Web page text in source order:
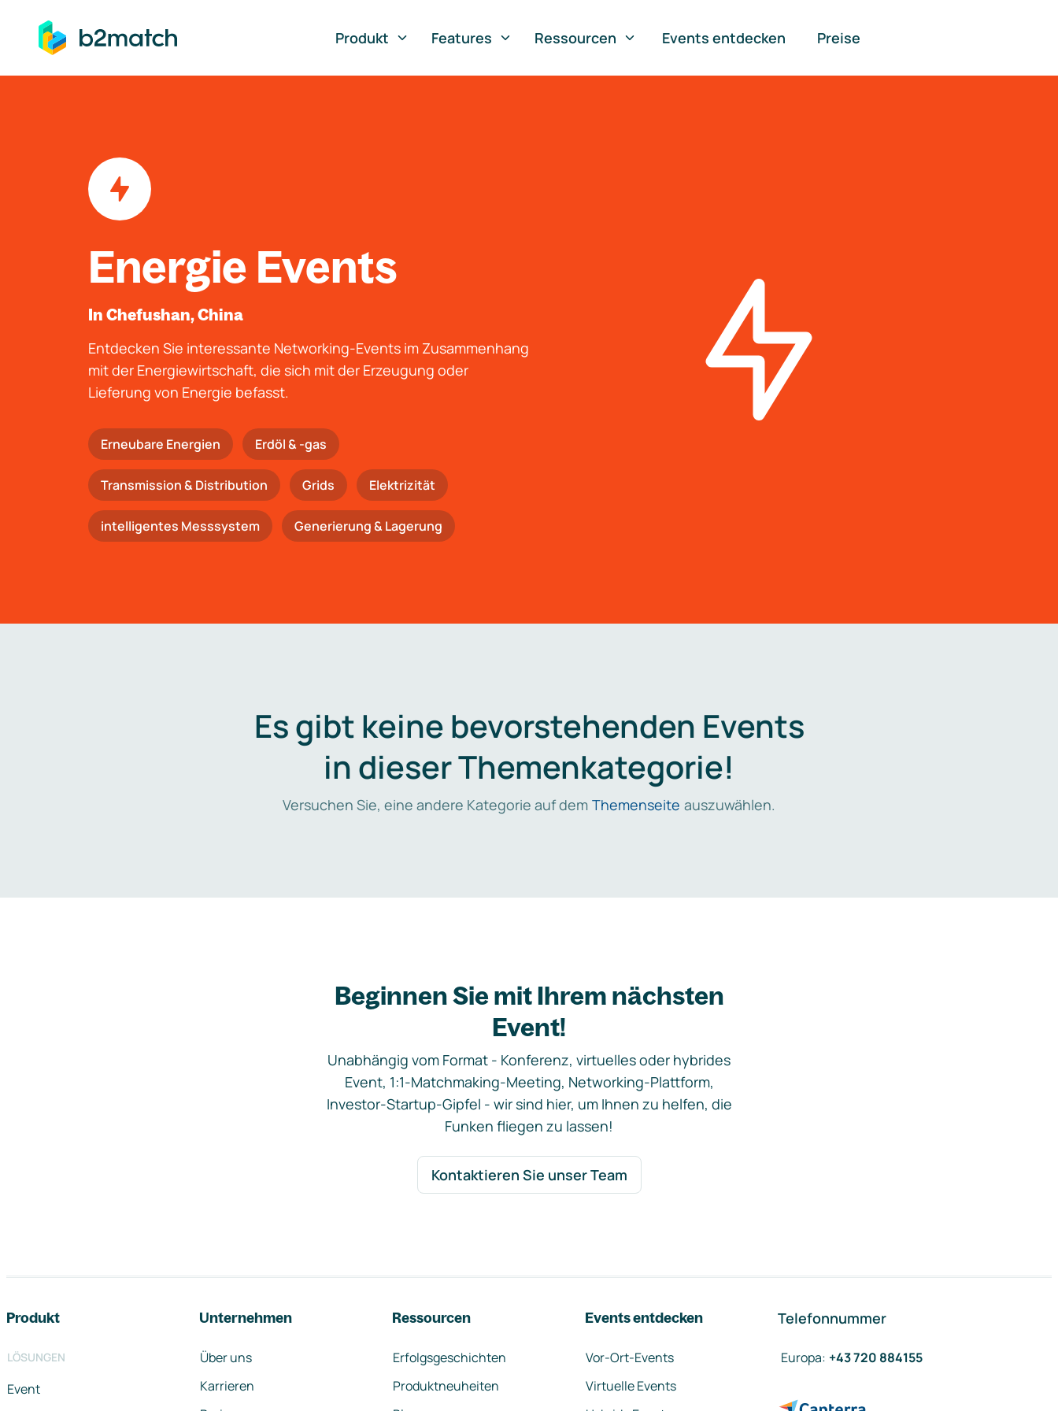
springen
Produkt
Features Ressourcen Events entdecken Preise
Energie Events
In Chefushan, China
Entdecken Sie interessante Networking-Events im Zusammenhang
mit der Energiewirtschaft, die sich mit der Erzeugung oder
Lieferung von Energie befasst.
Erneubare Energien Erdöl & -gas
Trans­mis­si­on & Distribution Grids Elektrizität
intelligentes Messsystem Generierung & Lagerung
Es gibt keine bevorstehenden Events
in dieser Themenkategorie!
Versuchen Sie, eine andere Kategorie auf dem Themenseite auszuwählen.
Beginnen Sie mit Ihrem nächsten
Event!
Unabhängig vom Format - Konferenz, virtuelles oder hybrides
Event, 1:1-Matchmaking-Meeting, Networking-Plattform,
Investor-Startup-Gipfel - wir sind hier, um Ihnen zu helfen, die
Funken fliegen zu lassen!
Kontaktieren Sie unser Team
Produkt
LÖSUNGEN
Event
Unternehmen
Über uns
Karrieren
Ressourcen
Erfolgsgeschichten
Produktneuheiten
Events entdecken
Vor-Ort-Events
Virtuelle Events
Telefonnummer
Europa: +43 720 884155